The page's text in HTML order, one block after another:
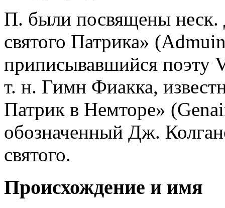
П. были посвящены
святого Патрика»
приписывавшийся
т. н. Гимн Фиакка,
Патрик в Немторе»
обозначенный Дж.
святого.
Происхождение и имя